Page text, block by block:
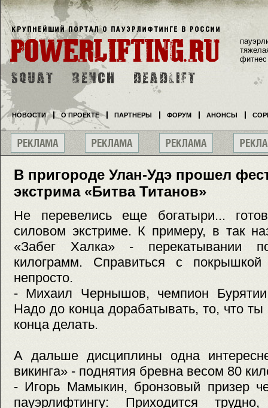
В пригороде Улан-Удэ прошел
экстрима «Битва Титанов»
Не перевелись еще богатыри...
силовом экстриме. К примеру, в так
«Забег Халка» - перекатывании
килограмм. Справиться с покрышкой
непросто.
- Михаил Чернышов, чемпион
Надо до конца дорабатывать, то, что
конца делать.
А дальше дисциплины одна
викинга» - поднятия бревна весом 80
- Игорь Мамыкин, бронзовый призер
пауэрлифтингу: Приходится
фитнес
НОВОСТИ О ПРОЕКТЕ ПАРТНЕРЫ ФОРУМ АНОНСЫ